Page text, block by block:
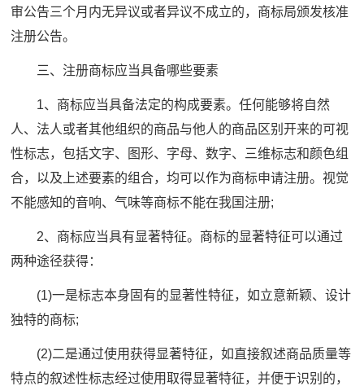
审公告三个月内无异议或者异议不成立的，商标局颁发核准
注册公告。
三、注册商标应当具备哪些要素
1、商标应当具备法定的构成要素。任何能够将自然
人、法人或者其他组织的商品与他人的商品区别开来的可视
性标志，包括文字、图形、字母、数字、三维标志和颜色组
合，以及上述要素的组合，均可以作为商标申请注册。视觉
不能感知的音响、气味等商标不能在我国注册;
2、商标应当具有显著特征。商标的显著特征可以通过
两种途径获得：
(1)一是标志本身固有的显著性特征，如立意新颖、设计
独特的商标;
(2)二是通过使用获得显著特征，如直接叙述商品质量等
特点的叙述性标志经过使用取得显著特征，并便于识别的，